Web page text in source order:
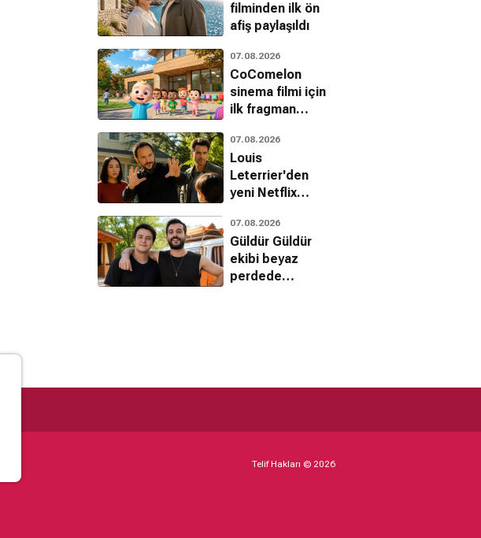
filminden ilk ön
afiş paylaşıldı
07.08.2026
CoComelon
sinema filmi için
ilk fragman
07.08.2026
Louis
Leterrier'den
yeni Netflix
House
07.08.2026
Güldür Güldür
ekibi beyaz
perdede
Telif Hakları © 2026